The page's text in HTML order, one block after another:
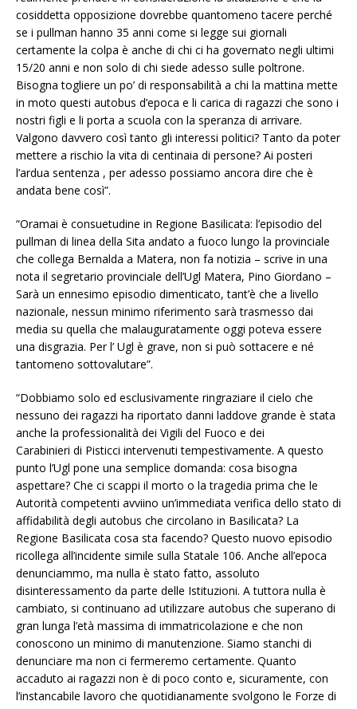
cosiddetta opposizione dovrebbe quantomeno tacere perché
se i pullman hanno 35 anni come si legge sui giornali
certamente la colpa è anche di chi ci ha governato negli ultimi
15/20 anni e non solo di chi siede adesso sulle poltrone.
Bisogna togliere un po’ di responsabilità a chi la mattina mette
in moto questi autobus d’epoca e li carica di ragazzi che sono i
nostri figli e li porta a scuola con la speranza di arrivare.
Valgono davvero così tanto gli interessi politici? Tanto da poter
mettere a rischio la vita di centinaia di persone? Ai posteri
l’ardua sentenza , per adesso possiamo ancora dire che è
andata bene così”.
“Oramai è consuetudine in Regione Basilicata: l’episodio del
pullman di linea della Sita andato a fuoco lungo la provinciale
che collega Bernalda a Matera, non fa notizia – scrive in una
nota il segretario provinciale dell’Ugl Matera, Pino Giordano –
Sarà un ennesimo episodio dimenticato, tant’è che a livello
nazionale, nessun minimo riferimento sarà trasmesso dai
media su quella che malauguratamente oggi poteva essere
una disgrazia. Per l’ Ugl è grave, non si può sottacere e né
tantomeno sottovalutare”.
“Dobbiamo solo ed esclusivamente ringraziare il cielo che
nessuno dei ragazzi ha riportato danni laddove grande è stata
anche la professionalità dei Vigili del Fuoco e dei
Carabinieri di Pisticci intervenuti tempestivamente. A questo
punto l’Ugl pone una semplice domanda: cosa bisogna
aspettare? Che ci scappi il morto o la tragedia prima che le
Autorità competenti avviino un’immediata verifica dello stato di
affidabilità degli autobus che circolano in Basilicata? La
Regione Basilicata cosa sta facendo? Questo nuovo episodio
ricollega all’incidente simile sulla Statale 106. Anche all’epoca
denunciammo, ma nulla è stato fatto, assoluto
disinteressamento da parte delle Istituzioni. A tuttora nulla è
cambiato, si continuano ad utilizzare autobus che superano di
gran lunga l’età massima di immatricolazione e che non
conoscono un minimo di manutenzione. Siamo stanchi di
denunciare ma non ci fermeremo certamente. Quanto
accaduto ai ragazzi non è di poco conto e, sicuramente, con
l’instancabile lavoro che quotidianamente svolgono le Forze di